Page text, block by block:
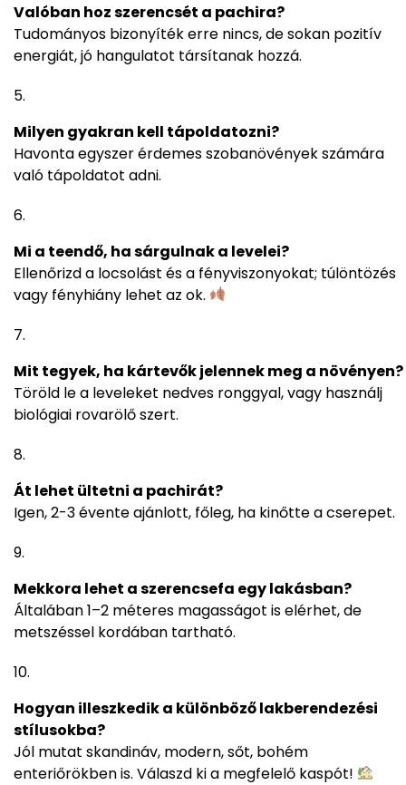
Valóban hoz szerencsét a pachira?
Tudományos bizonyíték erre nincs, de sokan pozitív
energiát, jó hangulatot társítanak hozzá.
Milyen gyakran kell tápoldatozni?
Havonta egyszer érdemes szobanövények számára
való tápoldatot adni.
Mi a teendő, ha sárgulnak a levelei?
Ellenőrizd a locsolást és a fényviszonyokat; túlöntözés
vagy fényhiány lehet az ok.
Mit tegyek, ha kártevők jelennek meg a növényen?
Töröld le a leveleket nedves ronggyal, vagy használj
biológiai rovarölő szert.
Át lehet ültetni a pachirát?
Igen, 2-3 évente ajánlott, főleg, ha kinőtte a cserepet.
Mekkora lehet a szerencsefa egy lakásban?
Általában 1–2 méteres magasságot is elérhet, de
metszéssel kordában tartható.
Hogyan illeszkedik a különböző lakberendezési
stílusokba?
Jól mutat skandináv, modern, sőt, bohém
enteriőrökben is. Válaszd ki a megfelelő kaspót!